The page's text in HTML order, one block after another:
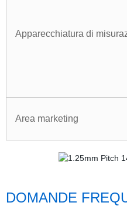
Apparecchiatura di
Area marketing
DOMANDE